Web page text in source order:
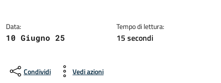
Data:
10 Giugno 25
Tempo di lettura:
15 secondi
Condividi Vedi azioni